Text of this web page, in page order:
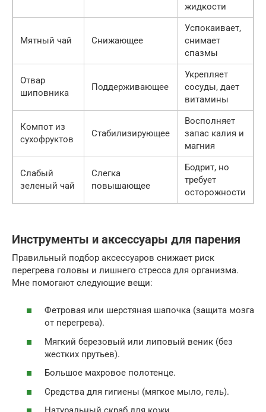
жидкости
Мятный чай Снижающее
Успокаивает,
снимает
спазмы
Отвар
шиповника
Поддерживающее
Укрепляет
сосуды, дает
витамины
Компот из
сухофруктов
Стабилизирующее
Восполняет
запас калия и
магния
Слабый
зеленый чай
Слегка
повышающее
Бодрит, но
требует
осторожности
Инструменты и аксессуары для парения
Правильный подбор аксессуаров снижает риск
перегрева головы и лишнего стресса для организма.
Мне помогают следующие вещи:
Фетровая или шерстяная шапочка (защита мозга
от перегрева).
Мягкий березовый или липовый веник (без
жестких прутьев).
Большое махровое полотенце.
Средства для гигиены (мягкое мыло, гель).